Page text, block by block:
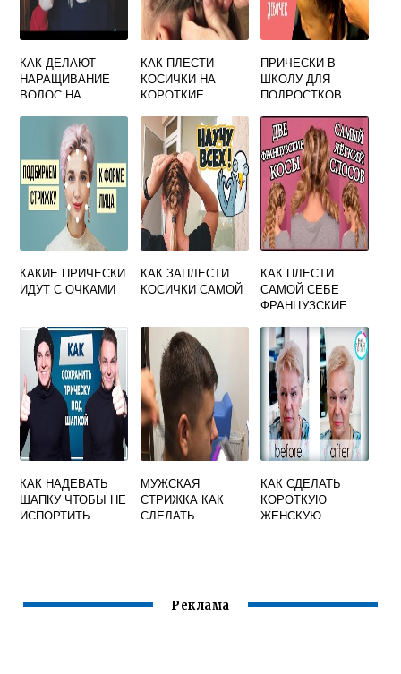
КАК ДЕЛАЮТ
НАРАЩИВАНИЕ
ВОЛОС НА
ВОЛОСЫ
КАК ПЛЕСТИ
КОСИЧКИ НА
КОРОТКИЕ
ПРИЧЕСКИ В
ШКОЛУ ДЛЯ
ПОДРОСТКОВ
КАКИЕ ПРИЧЕСКИ
ИДУТ С ОЧКАМИ
КАК ЗАПЛЕСТИ
КОСИЧКИ САМОЙ
КАК ПЛЕСТИ
САМОЙ СЕБЕ
ФРАНЦУЗСКИЕ
КАК НАДЕВАТЬ
ШАПКУ ЧТОБЫ НЕ
ИСПОРТИТЬ
МУЖСКАЯ
СТРИЖКА КАК
СДЕЛАТЬ
КАК СДЕЛАТЬ
КОРОТКУЮ
ЖЕНСКУЮ
Реклама